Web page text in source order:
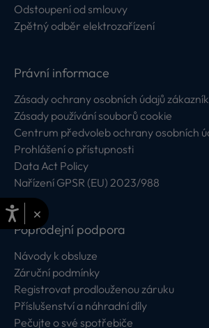
Odstoupení od smlouvy
Zpětný odběr elektrozařízení
Právní informace
Zásady ochrany osobních údajů
Zásady používání souborů cookie
Centrum předvoleb ochrany osobních
Prohlášení o přístupnosti
Data Act Policy
Nařízení GPSR (EU) 2023/988
Poprodejní podpora
Návody k obsluze
Záruční podmínky
Registrovat prodlouženou záruku
Příslušenství a náhradní díly
Pečujte o své spotřebiče
×